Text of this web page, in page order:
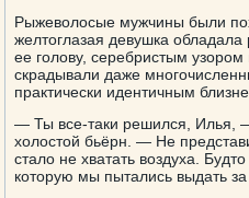
Рыжеволосые мужчины были
желтоглазая девушка
ее голову, серебристым
скрадывали даже
практически идентичным
— Ты все-таки решился, Илья,
холостой бьёрн. — Не
стало не хватать воздуха.
которую мы пытались выдать